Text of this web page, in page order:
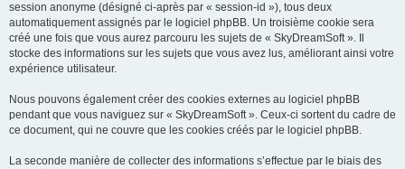
session anonyme (désigné ci-après par « session-id »), tous deux
automatiquement assignés par le logiciel phpBB. Un troisième cookie sera
créé une fois que vous aurez parcouru les sujets de « SkyDreamSoft ». Il
stocke des informations sur les sujets que vous avez lus, améliorant ainsi votre
expérience utilisateur.
Nous pouvons également créer des cookies externes au logiciel phpBB
pendant que vous naviguez sur « SkyDreamSoft ». Ceux-ci sortent du cadre de
ce document, qui ne couvre que les cookies créés par le logiciel phpBB.
La seconde manière de collecter des informations s’effectue par le biais des